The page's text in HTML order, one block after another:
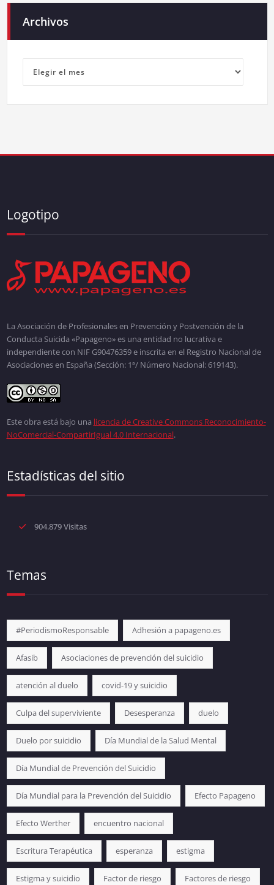
Archivos
Logotipo
La Asociación de Profesionales en Prevención y Postvención de la
Conducta Suicida «Papageno» es una entidad no lucrativa e
independiente con NIF G90476359 e inscrita en el Registro Nacional de
Asociaciones en España (Sección: 1ª/ Número Nacional: 619143).
Este obra está bajo una licencia de Creative Commons Reconocimiento-
NoComercial-CompartirIgual 4.0 Internacional.
Estadísticas del sitio
904.879 Visitas
Temas
#PeriodismoResponsable Adhesión a papageno.es
Afasib Asociaciones de prevención del suicidio
atención al duelo covid-19 y suicidio
Culpa del superviviente Desesperanza duelo
Duelo por suicidio Día Mundial de la Salud Mental
Día Mundial de Prevención del Suicidio
Día Mundial para la Prevención del Suicidio Efecto Papageno
Efecto Werther encuentro nacional
Escritura Terapéutica esperanza estigma
Estigma y suicidio Factor de riesgo Factores de riesgo